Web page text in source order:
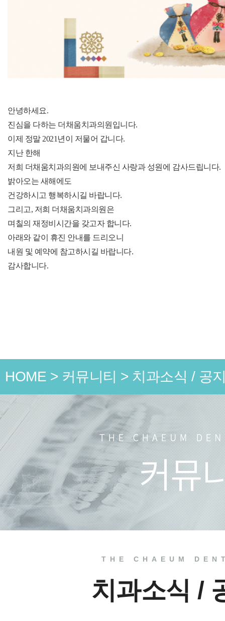
안녕하세요.
진심을 다하는 더채움치과의원입니다.
이제 정말 2021년이 저물어 갑니다.
지난 한해
저희 더채움치과의원에 보내주신 사랑과 성원에 감사드립니다.
밝아오는 새해에도
건강하시고 행복하시길 바랍니다.
그리고, 저희 더채움치과의원은
며칠의 재정비시간을 갖고자 합니다.
아래와 같이 휴진 안내를 드리오니
내원 및 예약에 참고하시길 바랍니다.
감사합니다.
HOME > 커뮤니티 > 치과소식 / 공
치료 전
THE CHAEUM
치과소식 /